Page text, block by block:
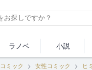
ラノベ 小説
コミック 女性コミック ヒ